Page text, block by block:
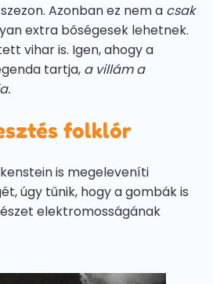
Azonban ez nem a csak
extra bőségesek lehetnek.
vihar is. Igen, ahogy a
tartja, a villám a
folklór
is megeleveníti
úgy tűnik, hogy a gombák is
elektromosságának